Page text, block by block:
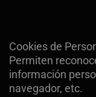
Cookies de
Permiten
información
navegador, etc.